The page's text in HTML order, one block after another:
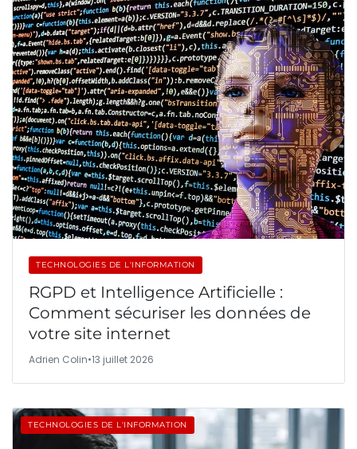
TECHNOLOGIES DE L'INFORMATION
RGPD et Intelligence Artificielle :
Comment sécuriser les données de
votre site internet
Adrien Colin•13 juillet 2026
TECHNOLOGIES DE L'INFORMATION